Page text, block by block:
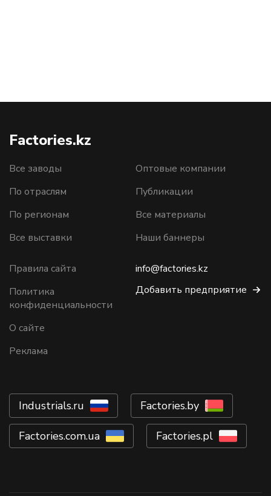
Factories.kz
Все заводы
По отраслям
По регионам
Все выставки
Оптовые компании
Публикации
Все материалы
Наши баннеры
Правила сайта
Политика
конфиденциальности
О сайте
Реклама
info@factories.kz
Добавить предприятие
Industrials.ru Factories.by
Factories.com.ua Factories.pl